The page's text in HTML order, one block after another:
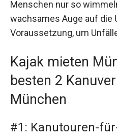
Menschen nur so
wachsames Auge auf die
Voraussetzung, um
Kajak mieten
besten 2
München
#1: Kanutouren-